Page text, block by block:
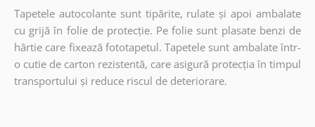
Tapetele autocolante sunt tipărite, rulate și apoi ambalate
cu grijă în folie de protecție. Pe folie sunt plasate benzi de
hârtie care fixează fototapetul. Tapetele sunt ambalate într-
o cutie de carton rezistentă, care asigură protecția în timpul
transportului și reduce riscul de deteriorare.